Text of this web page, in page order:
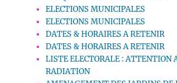
ELECTIONS MUNICIPALES
ELECTIONS MUNICIPALES
DATES & HORAIRES A RETENIR
DATES & HORAIRES A RETENIR
LISTE ELECTORALE : ATTENTION
RADIATION